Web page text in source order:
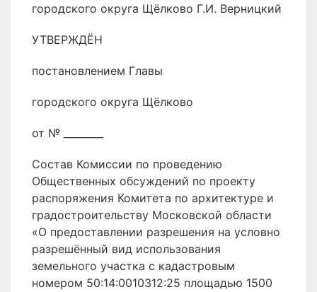
городского округа Щёлково Г.И. Верницкий
УТВЕРЖДЁН
постановлением Главы
городского округа Щёлково
от № ________
Состав Комиссии по проведению
Общественных обсуждений по проекту
распоряжения Комитета по архитектуре и
градостроительству Московской области
«О предоставлении разрешения на условно
разрешённый вид использования
земельного участка с кадастровым
номером 50:14:0010312:25 площадью 1500